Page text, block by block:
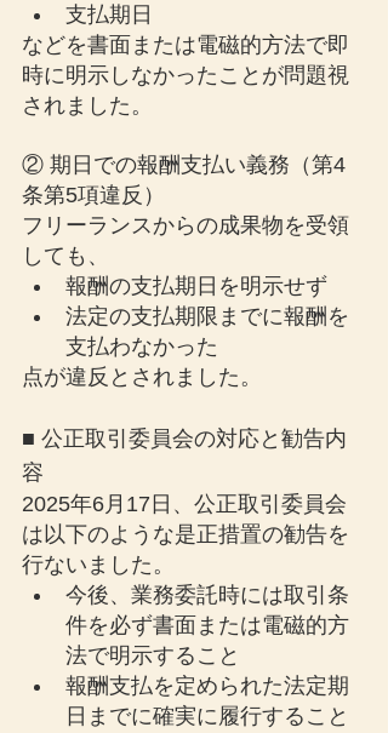
支払期日
などを書面または電磁的方法で即
時に明示しなかったことが問題視
されました。
② 期日での報酬支払い義務（第4
条第5項違反）
フリーランスからの成果物を受領
しても、
報酬の支払期日を明示せず
法定の支払期限までに報酬を
支払わなかった
点が違反とされました。
■ 公正取引委員会の対応と勧告内
容
2025年6月17日、公正取引委員会
は以下のような是正措置の勧告を
行ないました。
今後、業務委託時には取引条
件を必ず書面または電磁的方
法で明示すること
報酬支払を定められた法定期
日までに確実に履行すること